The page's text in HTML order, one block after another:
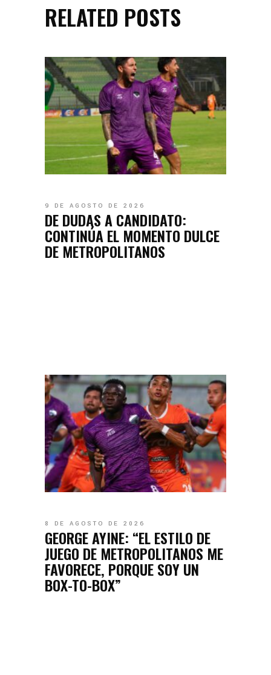
RELATED POSTS
9 DE AGOSTO DE 2026
DE DUDAS A CANDIDATO:
CONTINÚA EL MOMENTO DULCE
DE METROPOLITANOS
8 DE AGOSTO DE 2026
GEORGE AYINE: “EL ESTILO DE
JUEGO DE METROPOLITANOS ME
FAVORECE, PORQUE SOY UN
BOX-TO-BOX”